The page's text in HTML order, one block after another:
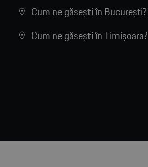
Cum ne găsești în București?
Cum ne găsești în Timișoara?